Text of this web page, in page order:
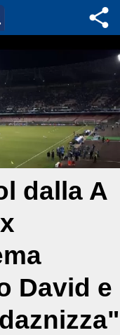
dalla A
David e